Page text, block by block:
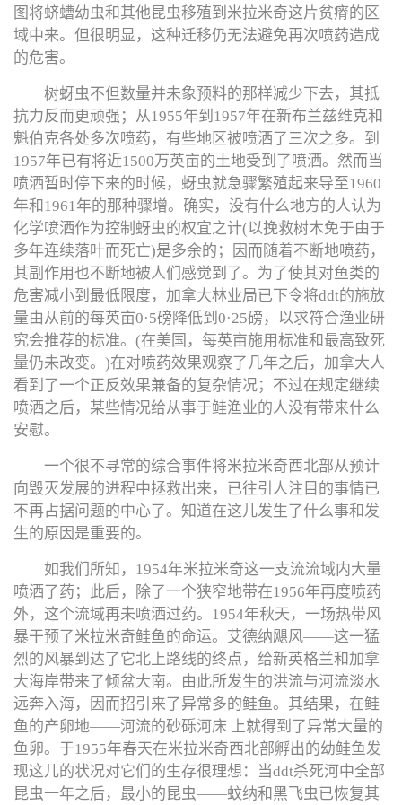
图将蛴螬幼虫和其他昆虫移殖到米拉米奇这片贫瘠的区
域中来。但很明显，这种迁移仍无法避免再次喷药造成
的危害。
树蚜虫不但数量并未象预料的那样减少下去，其抵
抗力反而更顽强；从1955年到1957年在新布兰兹维克和
魁伯克各处多次喷药，有些地区被喷洒了三次之多。到
1957年已有将近1500万英亩的土地受到了喷洒。然而当
喷洒暂时停下来的时候，蚜虫就急骤繁殖起来导至1960
年和1961年的那种骤增。确实，没有什么地方的人认为
化学喷洒作为控制蚜虫的权宜之计(以挽救树木免于由于
多年连续落叶而死亡)是多余的；因而随着不断地喷药，
其副作用也不断地被人们感觉到了。为了使其对鱼类的
危害减小到最低限度，加拿大林业局已下令将ddt的施放
量由从前的每英亩0·5磅降低到0·25磅，以求符合渔业研
究会推荐的标准。(在美国，每英亩施用标准和最高致死
量仍未改变。)在对喷药效果观察了几年之后，加拿大人
看到了一个正反效果兼备的复杂情况；不过在规定继续
喷洒之后，某些情况给从事于鲑渔业的人没有带来什么
安慰。
一个很不寻常的综合事件将米拉米奇西北部从预计
向毁灭发展的进程中拯救出来，已往引人注目的事情已
不再占据问题的中心了。知道在这儿发生了什么事和发
生的原因是重要的。
如我们所知，1954年米拉米奇这一支流流域内大量
喷洒了药；此后，除了一个狭窄地带在1956年再度喷药
外，这个流域再未喷洒过药。1954年秋天，一场热带风
暴干预了米拉米奇鲑鱼的命运。艾德纳飓风——这一猛
烈的风暴到达了它北上路线的终点，给新英格兰和加拿
大海岸带来了倾盆大南。由此所发生的洪流与河流淡水
远奔入海，因而招引来了异常多的鲑鱼。其结果，在鲑
鱼的产卵地——河流的砂砾河床 上就得到了异常大量的
鱼卵。于1955年春天在米拉米奇西北部孵出的幼鲑鱼发
现这儿的状况对它们的生存很理想：当ddt杀死河中全部
昆虫一年之后，最小的昆虫——蚊纳和黑飞虫已恢复其